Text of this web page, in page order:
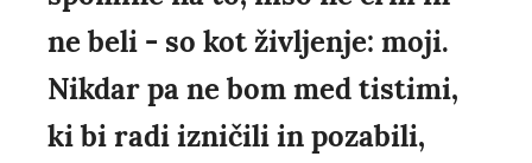
ne beli - so kot življenje: moji.
Nikdar pa ne bom med tistimi,
ki bi radi izničili in pozabili,